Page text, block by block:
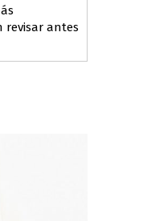
revisar antes